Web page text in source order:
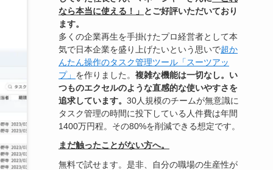
なら本当に使える！」 とご好評いただいており
ます。
多くの企業再生を手掛けたプロ経営者として本
気で日本企業を盛り上げたいという思いで超か
んたん操作のタスク管理ツール「スーツアッ
プ」 を作りました。 複雑な機能は一切なし。い
つものエクセルのような直感的な使いやすさを
追求しています。 30人規模のチームが無意識に
タスク管理の時間に投下している人件費は年間
1400万円程。その80%を削減できる想定です。
まだ触ったことがない方へ。
無料で試せます。是非、自分の職場の生産性が